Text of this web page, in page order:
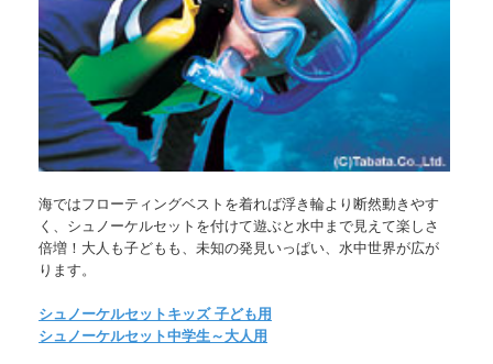
海ではフローティングベストを着れば浮き輪より断然動きやす
く、シュノーケルセットを付けて遊ぶと水中まで見えて楽しさ
倍増！大人も子どもも、未知の発見いっぱい、水中世界が広が
ります。
シュノーケルセットキッズ 子ども用
シュノーケルセット中学生～大人用